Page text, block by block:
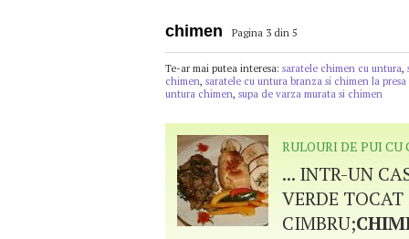
chimen Pagina 3 din 5
Te-ar mai putea interesa: saratele chimen cu untura,
chimen, saratele cu untura branza si chimen la
untura chimen, supa de varza murata si chimen
RULOURI DE PUI
... INTR-UN
VERDE
CIMBRU;